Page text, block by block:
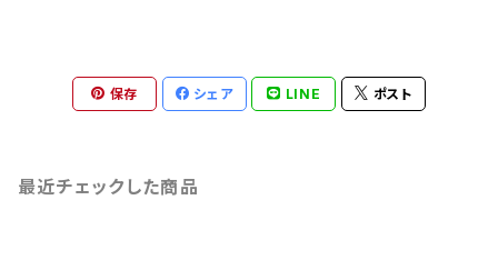
保存 シェア LINE ポスト
最近チェックした商品